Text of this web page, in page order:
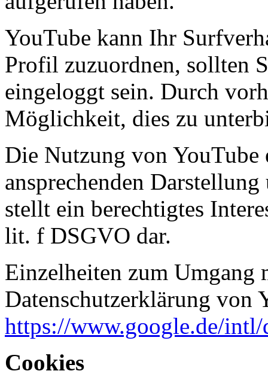
YouTube kann Ihr
Profil zuzuordnen, sollten
eingeloggt sein. Durch
Möglichkeit, dies zu
Die Nutzung von YouTube
ansprechenden
stellt ein berechtigtes
lit. f DSGVO dar.
Einzelheiten zum Umgang
Datenschutzerklärung von
https://www.google.de/
Cookies